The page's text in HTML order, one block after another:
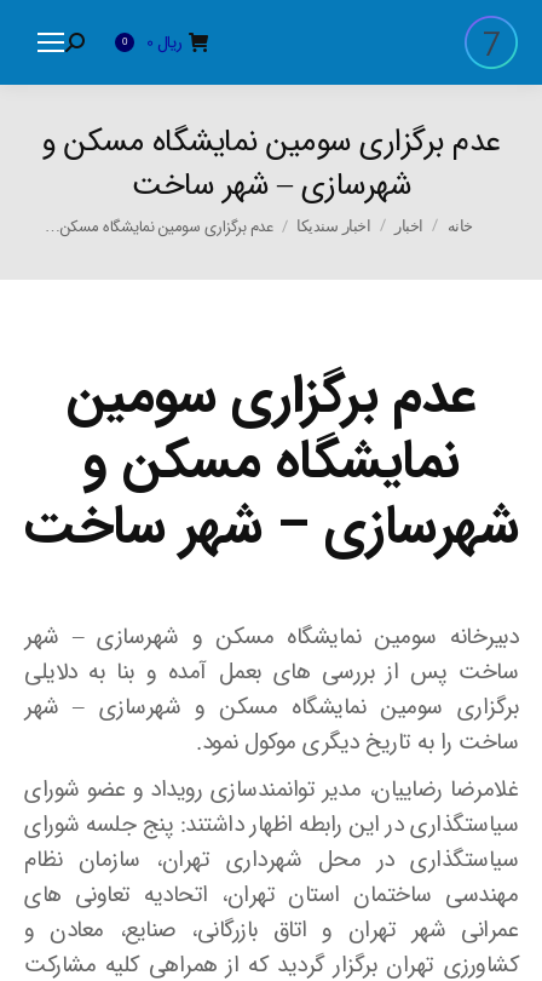
ریال 0
Search:
عدم برگزاری سومین نمایشگاه مسکن و
شهرسازی – شهر ساخت
You are here:
خانه اخبار اخبار سندیکا عدم برگزاری سومین نمایشگاه مسکن…
عدم برگزاری سومین
نمایشگاه مسکن و
شهرسازی – شهر ساخت
دبیرخانه سومین نمایشگاه مسکن و شهرسازی – شهر
ساخت پس از بررسی های بعمل آمده و بنا به دلایلی
برگزاری سومین نمایشگاه مسکن و شهرسازی – شهر
ساخت را به تاریخ دیگری موکول نمود.
غلامرضا رضاییان، مدیر توانمندسازی رویداد و عضو شورای
سیاستگذاری در این رابطه اظهار داشتند: پنج جلسه شورای
سیاستگذاری در محل شهرداری تهران، سازمان نظام
مهندسی ساختمان استان تهران، اتحادیه تعاونی های
عمرانی شهر تهران و اتاق بازرگانی، صنایع، معادن و
کشاورزی تهران برگزار گردید که از همراهی کلیه مشارکت